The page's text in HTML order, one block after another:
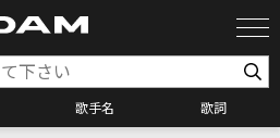
歌手名 歌詞